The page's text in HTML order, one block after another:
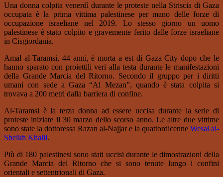
Una donna colpita venerdì durante le proteste nella Striscia di Gaza
occupata è la prima vittima palestinese per mano delle forze di
occupazione israeliane nel 2019. Lo stesso giorno un uomo
palestinese è stato colpito e gravemente ferito dalle forze israeliane
in Cisgiordania.
Amal al-Taramsi, 44 anni, è morta a est di Gaza City dopo che le
hanno sparato con proiettili veri alla testa durante le manifestazioni
della Grande Marcia del Ritorno. Secondo il gruppo per i diritti
umani con sede a Gaza “Al Mezan”, quando è stata colpita si
trovava a 200 metri dalla barriera di confine.
Al-Taramsi è la terza donna ad essere uccisa durante la serie di
proteste iniziate il 30 marzo dello scorso anno. Le altre due vittime
sono state la dottoressa Razan al-Najjar e la quattordicenne Wesal al-
Sheikh Khalil.
Più di 180 palestinesi sono stati uccisi durante le dimostrazioni della
Grande Marcia del Ritorno che si sono tenute lungo i confini
orientali e settentrionali di Gaza.